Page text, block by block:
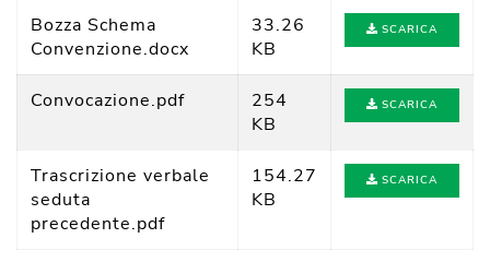
Bozza Schema
Convenzione.docx
33.26
KB
SCARICA
Convocazione.pdf
254
KB
SCARICA
Trascrizione verbale
seduta
precedente.pdf
154.27
KB
SCARICA